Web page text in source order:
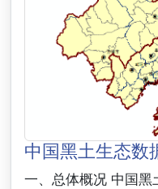
中国黑土生态数
一、总体概况 中国黑